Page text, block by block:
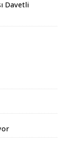
Davetli